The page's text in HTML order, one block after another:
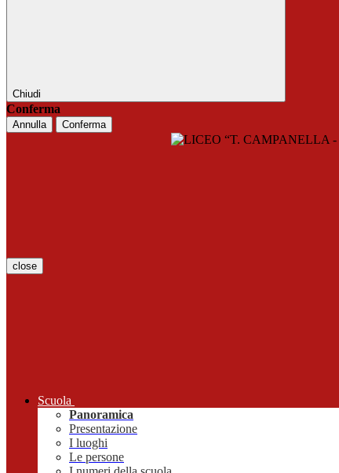
Chiudi
Conferma
Annulla Conferma
close
Scuola
Panoramica
Presentazione
I luoghi
Le persone